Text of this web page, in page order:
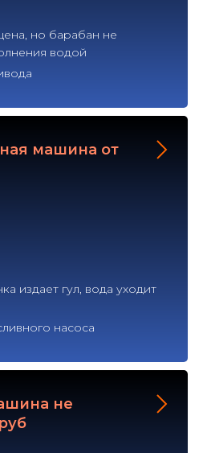
но барабан не
водой
машина от
издает гул, вода уходит
насоса
не